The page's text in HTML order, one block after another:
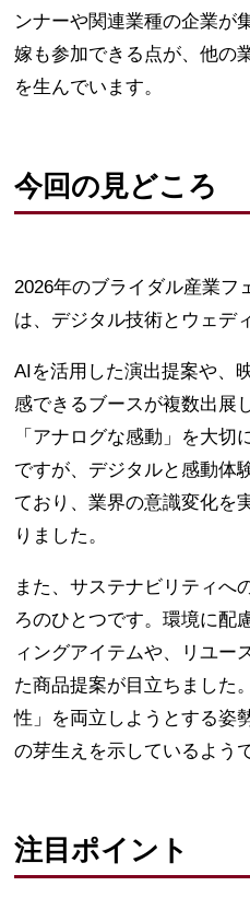
ンナーや関連業種の企業が
嫁も参加できる点が、他の
を生んでいます。
今回の見どころ
2026年のブライダル産業フ
は、デジタル技術とウェデ
AIを活用した演出提案や、
感できるブースが複数出展
「アナログな感動」を大
ですが、デジタルと感動体
ており、業界の意識変化を
りました。
また、サステナビリティへ
ろのひとつです。環境に配
ィングアイテムや、リユー
た商品提案が目立ちました
性」を両立しようとする姿
の芽生えを示しているよう
注目ポイント